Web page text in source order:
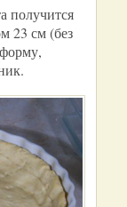
получится
23 см (без